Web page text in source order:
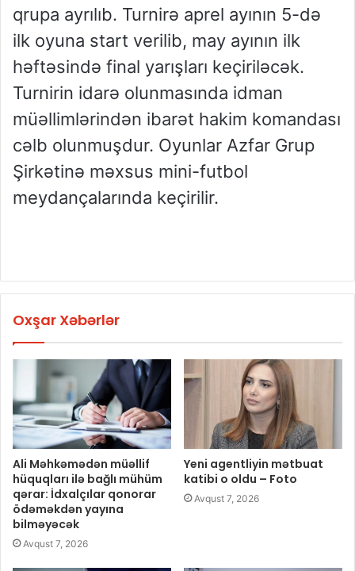
qrupa ayrılıb. Turnirə aprel ayının 5-də
ilk oyuna start verilib, may ayının ilk
həftəsində final yarışları keçiriləcək.
Turnirin idarə olunmasında idman
müəllimlərindən ibarət hakim komandası
cəlb olunmuşdur. Oyunlar Azfar Grup
Şirkətinə məxsus mini-futbol
meydançalarında keçirilir.
Oxşar Xəbərlər
Ali Məhkəmədən müəllif
hüquqları ilə bağlı mühüm
qərar: İdxalçılar qonorar
ödəməkdən yayına
bilməyəcək
Avqust 7, 2026
Yeni agentliyin mətbuat
katibi o oldu – Foto
Avqust 7, 2026